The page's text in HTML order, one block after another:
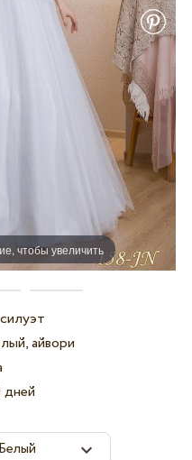
чтобы увеличить
айвори
дней